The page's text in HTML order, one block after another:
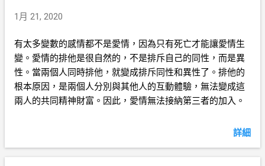
1月 21, 2020
有太多變數的感情都不是愛情，因為只有死亡才能讓愛情生
變。愛情的排他是很自然的，不是排斥自己的同性，而是異
性。當兩個人同時排他，就變成排斥同性和異性了。排他的
根本原因，是兩個人分別與其他人的互動體驗，無法變成這
兩人的共同精神財富。因此，愛情無法接納第三者的加入。
詳細